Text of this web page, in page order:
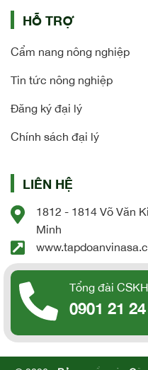
HỖ TRỢ
Cẩm nang nông nghiệp
Tin tức nông nghiệp
Đăng ký đại lý
Chính sách đại lý
LIÊN HỆ
1812 - 1814 Võ Văn
Minh
Tổng đài CSKH
0901 21